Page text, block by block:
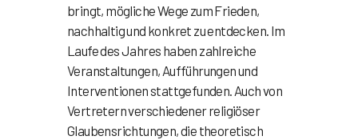
bringt, mögliche Wege zum Frieden,
nachhaltig und konkret zu entdecken. Im
Laufe des Jahres haben zahlreiche
Veranstaltungen, Aufführungen und
Interventionen stattgefunden. Auch von
Vertretern verschiedener religiöser
Glaubensrichtungen, die theoretisch